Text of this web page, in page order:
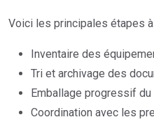
Voici les principales étapes
Inventaire des
Tri et archivage des
Emballage progressif
Coordination avec les